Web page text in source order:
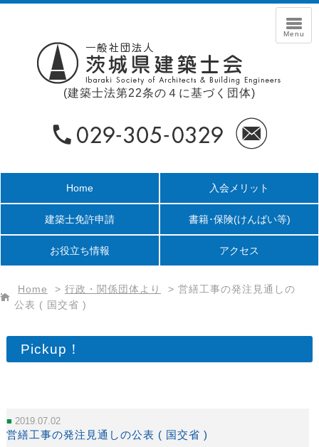
(建築士法第22条の４に基づく団体)
Home 入会メリット
建築士免許申請 書籍･保険(けんばい等)
お役立ち情報 アクセス
Home > 行政・関係団体より > 営繕工事の発注見通しの
公表 ( 国交省 )
Pickup！
2019.07.02
営繕工事の発注見通しの公表 ( 国交省 )